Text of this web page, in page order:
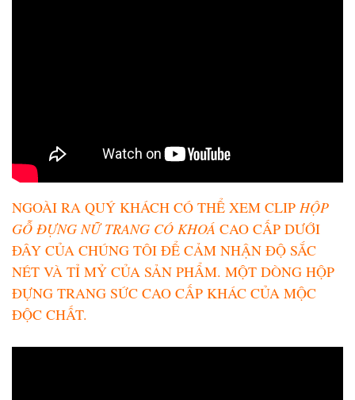
NGOÀI RA QUÝ KHÁCH CÓ THỂ XEM CLIP HỘP
GỖ ĐỰNG NỮ TRANG CÓ KHOÁ CAO CẤP DƯỚI
ĐÂY CỦA CHÚNG TÔI ĐỂ CẢM NHẬN ĐỘ SẮC
NÉT VÀ TỈ MỶ CỦA SẢN PHẨM. MỘT DÒNG HỘP
ĐỰNG TRANG SỨC CAO CẤP KHÁC CỦA MỘC
ĐỘC CHẤT.